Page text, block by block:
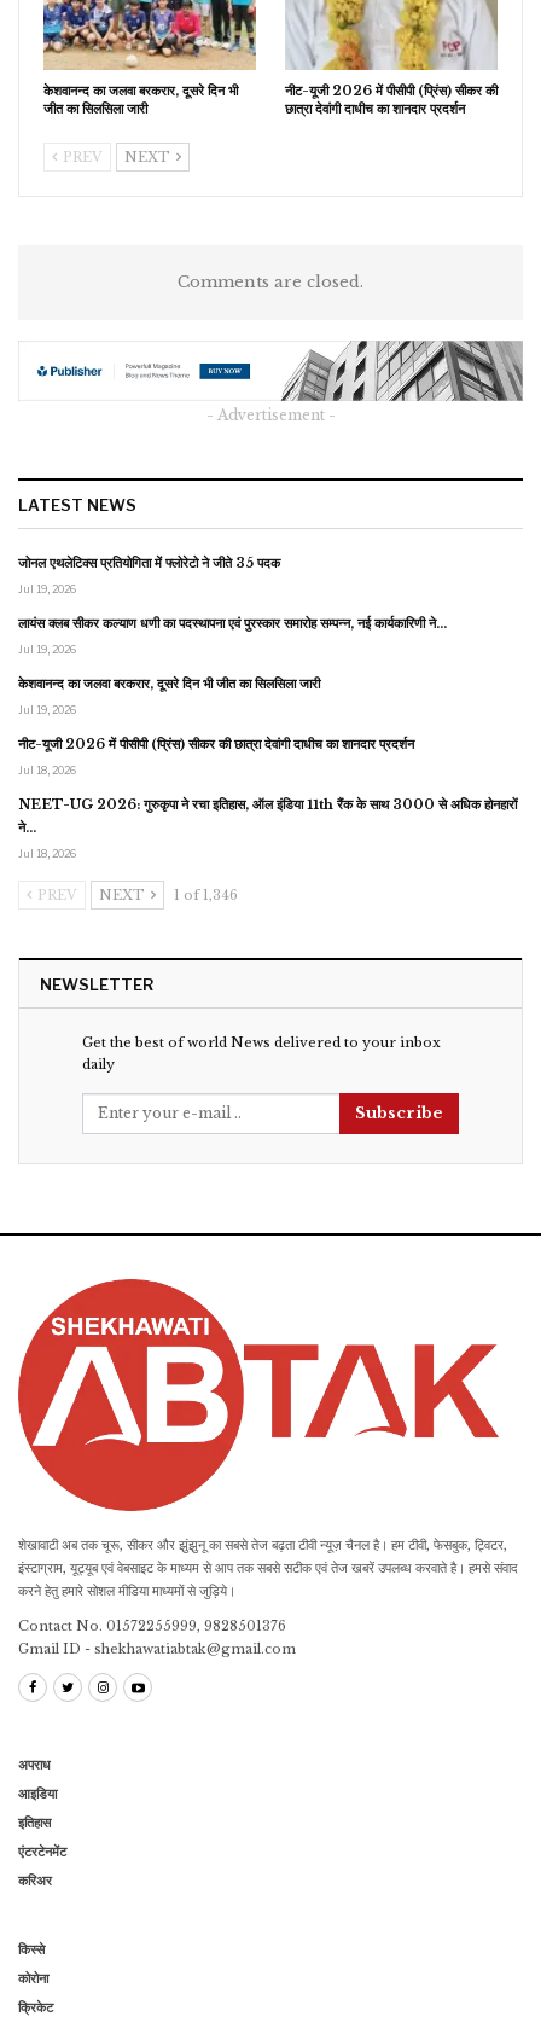
केशवानन्द का जलवा बरकरार, दूसरे दिन भी
जीत का सिलसिला जारी
नीट-यूजी 2026 में पीसीपी (प्रिंस) सीकर की
छात्रा देवांगी दाधीच का शानदार प्रदर्शन
PREV NEXT
Comments are closed.
- Advertisement -
LATEST NEWS
जोनल एथलेटिक्स प्रतियोगिता में फ्लोरेटो ने जीते 35 पदक
Jul 19, 2026
लायंस क्लब सीकर कल्याण धणी का पदस्थापना एवं पुरस्कार समारोह सम्पन्न, नई कार्यकारिणी ने…
Jul 19, 2026
केशवानन्द का जलवा बरकरार, दूसरे दिन भी जीत का सिलसिला जारी
Jul 19, 2026
नीट-यूजी 2026 में पीसीपी (प्रिंस) सीकर की छात्रा देवांगी दाधीच का शानदार प्रदर्शन
Jul 18, 2026
NEET-UG 2026: गुरुकृपा ने रचा इतिहास, ऑल इंडिया 11th रैंक के साथ 3000 से अधिक होनहारों
ने…
Jul 18, 2026
PREV NEXT 1 of 1,346
NEWSLETTER
Get the best of world News delivered to your inbox
daily
Subscribe
शेखावाटी अब तक चूरू, सीकर और झुंझुनू का सबसे तेज बढ़ता टीवी न्यूज़ चैनल है। हम टीवी, फेसबुक, ट्विटर,
इंस्टाग्राम, यूट्यूब एवं वेबसाइट के माध्यम से आप तक सबसे सटीक एवं तेज खबरें उपलब्ध करवाते है। हमसे संवाद
करने हेतु हमारे सोशल मीडिया माध्यमों से जुड़िये।
Contact No. 01572255999, 9828501376
Gmail ID - shekhawatiabtak@gmail.com
अपराध
आइडिया
इतिहास
एंटरटेनमेंट
करिअर
किस्से
कोरोना
क्रिकेट